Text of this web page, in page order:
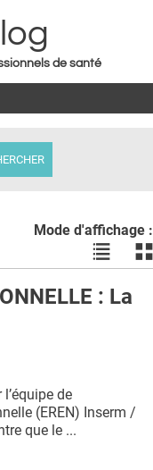
de santé
Mode d'affichage :
Voir
les
en
les
: La
de
(EREN) Inserm /
que le ...